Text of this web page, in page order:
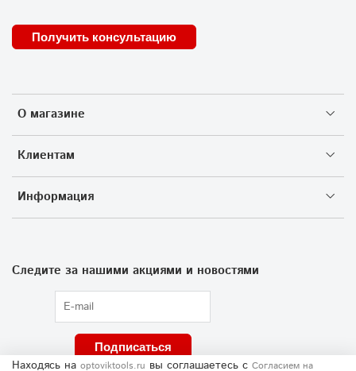
О магазине
Клиентам
Информация
Получить консультацию
Следите за нашими акциями и новостями
Подписаться
Находясь на optoviktools.ru вы соглашаетесь с Согласием на